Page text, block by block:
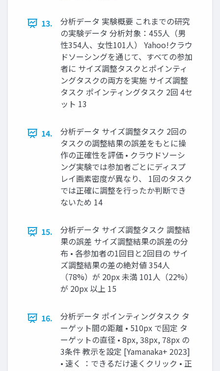
13.
分析データ 実験概要 これまでの研究
の実験データ 分析対象：455人（男
性354人、女性101人） Yahoo!クラウ
ドソーシングを通じて、すべての参加
者に サイズ調整タスクとポインティ
ングタスクの両方を実施 サイズ調整
タスク ポインティングタスク 2回 4セ
ット 13
14.
分析データ サイズ調整タスク 2回の
タスクの調整結果の誤差をもとに操
作の正確性を評価 • クラウドソーシ
ング実験では参加者ごとにディスプ
レイ画素密度が異なり、 1回のタスク
では正確に調整を行ったか判断でき
ないため 14
15.
分析データ サイズ調整タスク 調整結
果の誤差 サイズ調整結果の誤差の分
布 • 各参加者の1回目と2回目の サイ
ズ調整結果の差の絶対値 354人
（78%）が 20px 未満 101人（22%）
が 20px 以上 15
16.
分析データ ポインティングタスク タ
ーゲット間の距離 • 510px で固定 タ
ーゲットの直径 • 8px, 38px, 78px の
3条件 教示を設定 [Yamanaka+ 2023]
• 速く ：できるだけ速くクリック • 正